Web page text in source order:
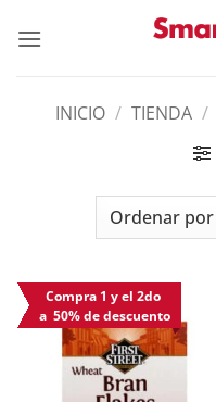
INICIO / TIENDA /
Compra 1 y el 2do
a 50% de descuento